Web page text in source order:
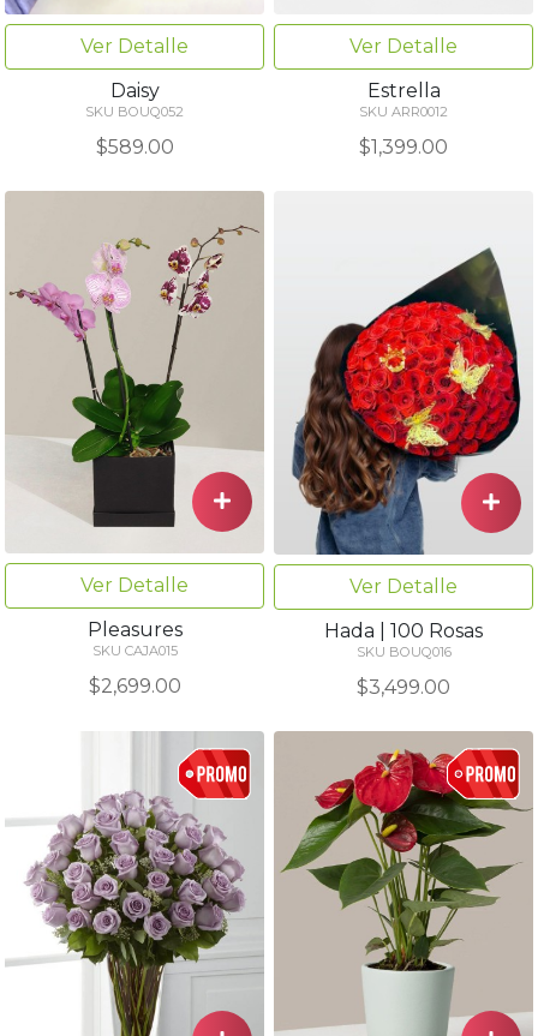
Ver Detalle
Daisy
SKU BOUQ052
$589.00
Ver Detalle
Estrella
SKU ARR0012
$1,399.00
Ver Detalle
Pleasures
SKU CAJA015
$2,699.00
Ver Detalle
Hada | 100 Rosas
SKU BOUQ016
$3,499.00